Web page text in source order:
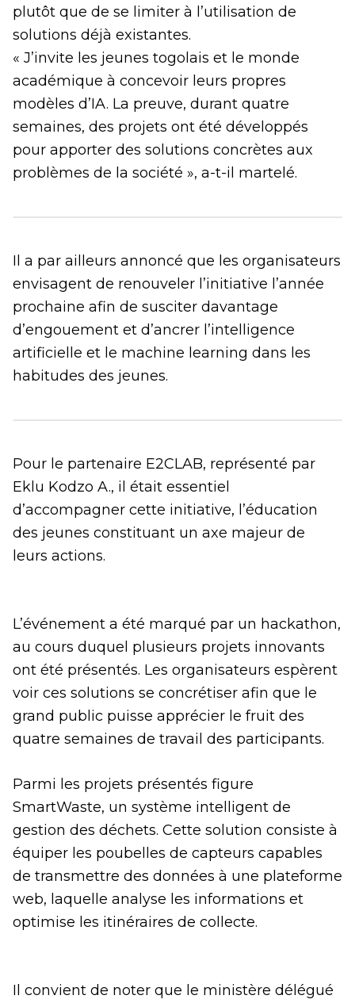
plutôt que de se limiter à l’utilisation de
solutions déjà existantes.
« J’invite les jeunes togolais et le monde
académique à concevoir leurs propres
modèles d’IA. La preuve, durant quatre
semaines, des projets ont été développés
pour apporter des solutions concrètes aux
problèmes de la société », a-t-il martelé.
Il a par ailleurs annoncé que les organisateurs
envisagent de renouveler l’initiative l’année
prochaine afin de susciter davantage
d’engouement et d’ancrer l’intelligence
artificielle et le machine learning dans les
habitudes des jeunes.
Pour le partenaire E2CLAB, représenté par
Eklu Kodzo A., il était essentiel
d’accompagner cette initiative, l’éducation
des jeunes constituant un axe majeur de
leurs actions.
L’événement a été marqué par un hackathon,
au cours duquel plusieurs projets innovants
ont été présentés. Les organisateurs espèrent
voir ces solutions se concrétiser afin que le
grand public puisse apprécier le fruit des
quatre semaines de travail des participants.
Parmi les projets présentés figure
SmartWaste, un système intelligent de
gestion des déchets. Cette solution consiste à
équiper les poubelles de capteurs capables
de transmettre des données à une plateforme
web, laquelle analyse les informations et
optimise les itinéraires de collecte.
Il convient de noter que le ministère délégué